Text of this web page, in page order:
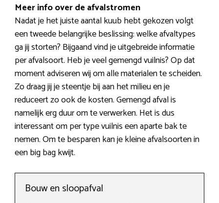
Meer info over de afvalstromen
Nadat je het juiste aantal kuub hebt gekozen volgt
een tweede belangrijke beslissing: welke afvaltypes
ga jij storten? Bijgaand vind je uitgebreide informatie
per afvalsoort. Heb je veel gemengd vuilnis? Op dat
moment adviseren wij om alle materialen te scheiden.
Zo draag jij je steentje bij aan het milieu en je
reduceert zo ook de kosten. Gemengd afval is
namelijk erg duur om te verwerken. Het is dus
interessant om per type vuilnis een aparte bak te
nemen. Om te besparen kan je kleine afvalsoorten in
een big bag kwijt.
Bouw en sloopafval